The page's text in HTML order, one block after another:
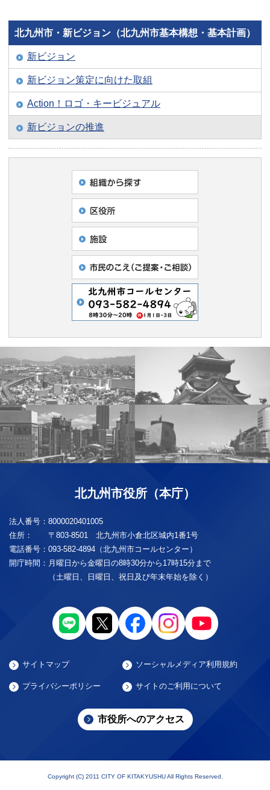
北九州市・新ビジョン（北九州市基本構想・基本計画）
新ビジョン
新ビジョン策定に向けた取組
Action！ロゴ・キービジュアル
新ビジョンの推進
北九州市役所（本庁）
法人番号： 8000020401005
住所：
〒803-8501 北九州市小倉北区城内1番1号
電話番号： 093-582-4894（北九州市コールセンター）
開庁時間： 月曜日から金曜日の8時30分から17時15分まで
（土曜日、日曜日、祝日及び年末年始を除く）
サイトマップ ソーシャルメディア利用規約
プライバシーポリシー サイトのご利用について
市役所へのアクセス
Copyright (C) 2011 CITY OF KITAKYUSHU All Rights Reserved.